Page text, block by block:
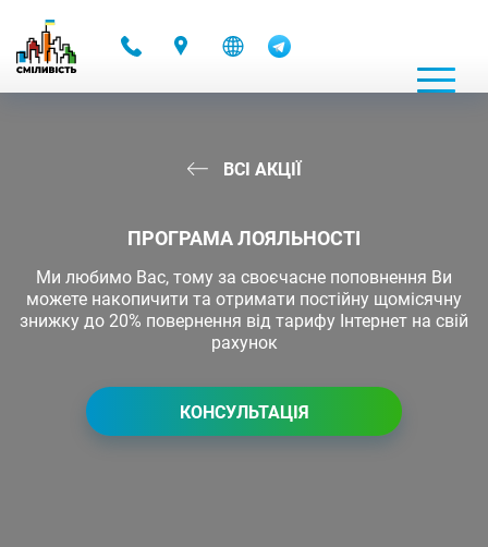
ВСІ АКЦІЇ
ПРОГРАМА ЛОЯЛЬНОСТІ
Ми любимо Вас, тому за своєчасне поповнення Ви
можете накопичити та отримати постійну щомісячну
знижку до 20% повернення від тарифу Інтернет на свій
рахунок
КОНСУЛЬТАЦІЯ